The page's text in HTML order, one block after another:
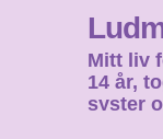
Mitt liv
14 år,
syster